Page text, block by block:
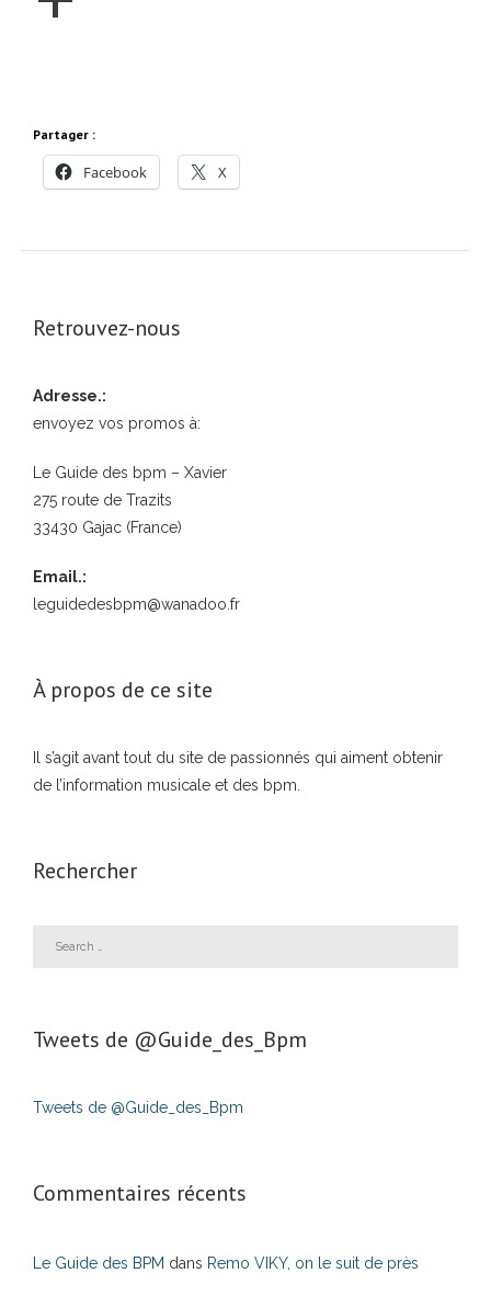
Partager :
Facebook X
Retrouvez-nous
Adresse.:
envoyez vos promos à:
Le Guide des bpm – Xavier
275 route de Trazits
33430 Gajac (France)
Email.:
leguidedesbpm@wanadoo.fr
À propos de ce site
Il s’agit avant tout du site de passionnés qui aiment obtenir
de l’information musicale et des bpm.
Rechercher
Tweets de ‎@Guide_des_Bpm
Tweets de @Guide_des_Bpm
Commentaires récents
Le Guide des BPM dans Remo VIKY, on le suit de près